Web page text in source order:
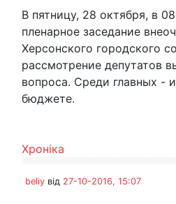
В пятницу, 28 октября, в
пленарное заседание
Херсонского городского
рассмотрение депутатов
вопроса. Среди главных -
бюджете.
Хроніка
beliy від 27-10-2016, 15:07